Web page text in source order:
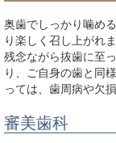
奥歯でしっかり噛め
り楽しく召し上がれ
残念ながら抜歯に至
り、ご自身の歯と同
っては、歯周病や欠
審美歯科